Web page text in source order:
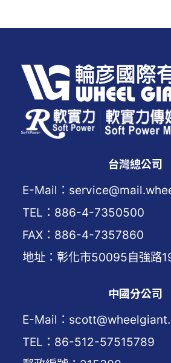
台灣總公司
E-Mail：
TEL：886-4-7350500
FAX：886-4-7357860
地址：彰化市50095自強路
中國分公司
E-Mail：
TEL：86-512-57515789